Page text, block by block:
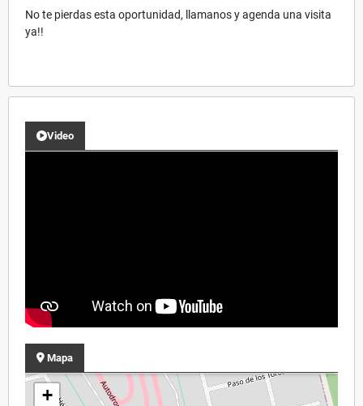
No te pierdas esta oportunidad, llamanos y agenda una visita
ya!!
Video
Mapa
+